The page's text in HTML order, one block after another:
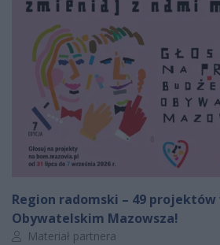
Region radomski – 49 projektów
Obywatelskim Mazowsza!
Autor artykułu:
Materiał partnera